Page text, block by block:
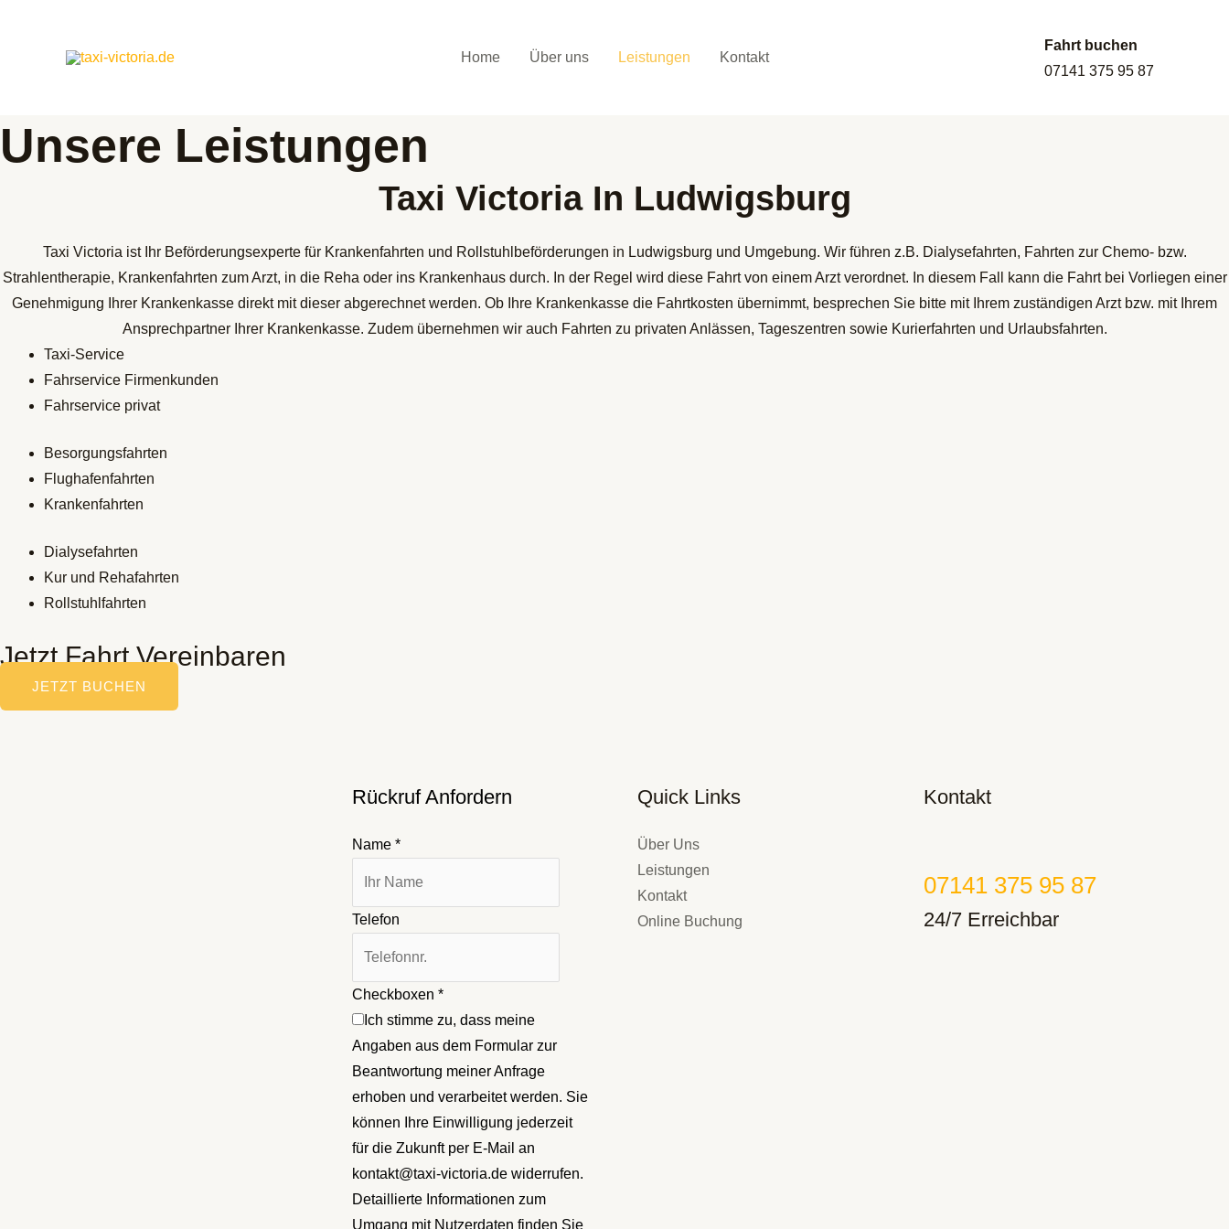
Home Über uns Leistungen Kontakt
Fahrt buchen
07141 375 95 87
Unsere Leistungen
Taxi Victoria In Ludwigsburg
Taxi Victoria ist Ihr Beförderungsexperte für Krankenfahrten und Rollstuhlbeförderungen in Ludwigsburg und Umgebung. Wir führen z.B. Dialysefahrten, Fahrten zur Chemo- bzw.
Strahlentherapie, Krankenfahrten zum Arzt, in die Reha oder ins Krankenhaus durch. In der Regel wird diese Fahrt von einem Arzt verordnet. In diesem Fall kann die Fahrt bei Vorliegen einer
Genehmigung Ihrer Krankenkasse direkt mit dieser abgerechnet werden. Ob Ihre Krankenkasse die Fahrtkosten übernimmt, besprechen Sie bitte mit Ihrem zuständigen Arzt bzw. mit Ihrem
Ansprechpartner Ihrer Krankenkasse. Zudem übernehmen wir auch Fahrten zu privaten Anlässen, Tageszentren sowie Kurierfahrten und Urlaubsfahrten.
Taxi-Service
Fahrservice Firmenkunden
Fahrservice privat
Besorgungsfahrten
Flughafenfahrten
Krankenfahrten
Dialysefahrten
Kur und Rehafahrten
Rollstuhlfahrten
Jetzt Fahrt Vereinbaren
JETZT BUCHEN
Rückruf Anfordern
Name *
Telefon
Checkboxen *
Ich stimme zu, dass meine
Angaben aus dem Formular zur
Beantwortung meiner Anfrage
erhoben und verarbeitet werden. Sie
können Ihre Einwilligung jederzeit
für die Zukunft per E-Mail an
kontakt@taxi-victoria.de widerrufen.
Detaillierte Informationen zum
Umgang mit Nutzerdaten finden Sie
Quick Links
Über Uns
Leistungen
Kontakt
Online Buchung
Kontakt
07141 375 95 87
24/7 Erreichbar